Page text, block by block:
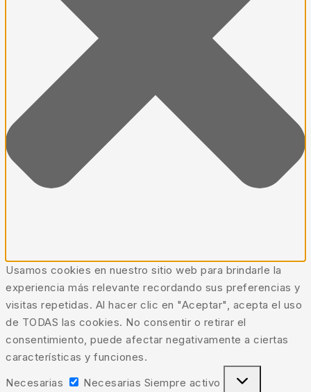
Usamos cookies en nuestro sitio web para brindarle la
experiencia más relevante recordando sus preferencias y
visitas repetidas. Al hacer clic en "Aceptar", acepta el uso
de TODAS las cookies. No consentir o retirar el
consentimiento, puede afectar negativamente a ciertas
características y funciones.
Necesarias
Necesarias Siempre activo